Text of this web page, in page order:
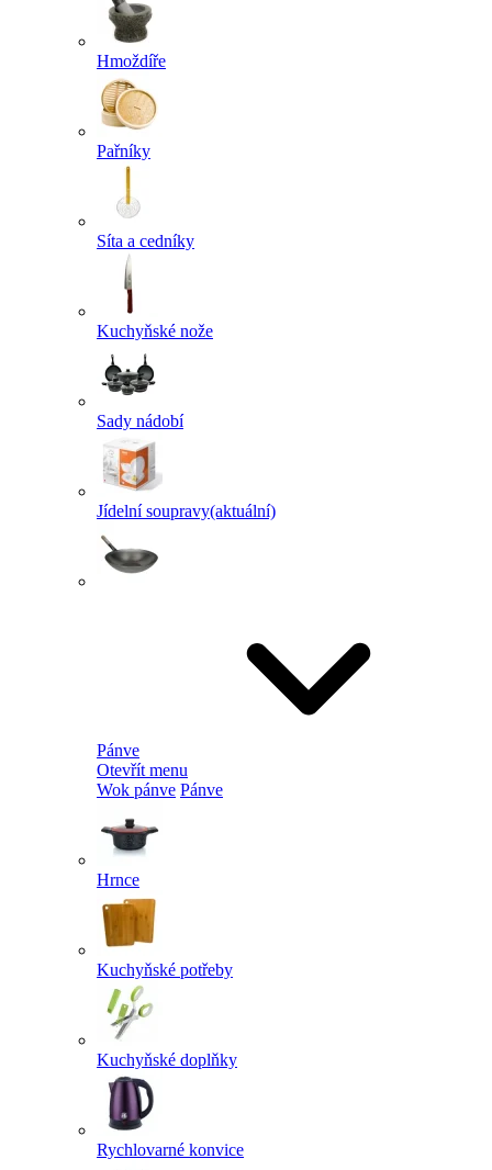
Hmoždíře
Pařníky
Síta a cedníky
Kuchyňské nože
Sady nádobí
Jídelní soupravy(aktuální)
Pánve
Otevřít menu
Wok pánve Pánve
Hrnce
Kuchyňské potřeby
Kuchyňské doplňky
Rychlovarné konvice